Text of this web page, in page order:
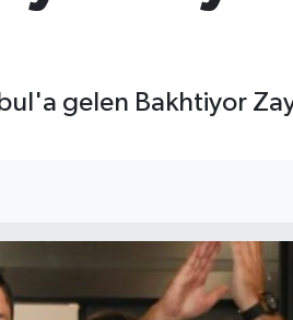
gelen Bakhtiyor